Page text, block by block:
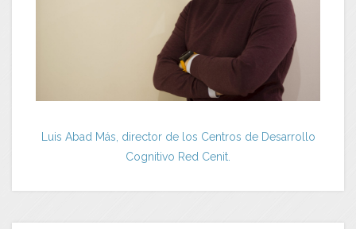
Luis Abad Más, director de los Centros de Desarrollo
Cognitivo Red Cenit.